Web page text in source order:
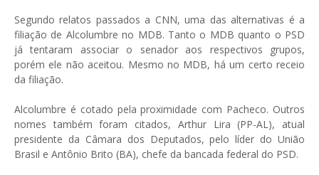
Segundo relatos passados a CNN, uma das alternativas é a
filiação de Alcolumbre no MDB. Tanto o MDB quanto o PSD
já tentaram associar o senador aos respectivos grupos,
porém ele não aceitou. Mesmo no MDB, há um certo receio
da filiação.
Alcolumbre é cotado pela proximidade com Pacheco. Outros
nomes também foram citados, Arthur Lira (PP-AL), atual
presidente da Câmara dos Deputados, pelo líder do União
Brasil e Antônio Brito (BA), chefe da bancada federal do PSD.